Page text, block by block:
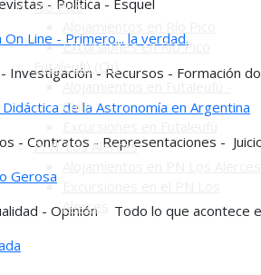
Río Pico
Excursiones en Río Pico
Futaleufú (Ch)
Chile
P. N. Los Alerces
Alerces
- Política - Esquel
On Line - Primero... la verdad.
Investigación - Recursos - Formación
de la Astronomía en Argentina
- Contratos - Representaciones -
Gerosa
- Opinión - Todo lo que acontece